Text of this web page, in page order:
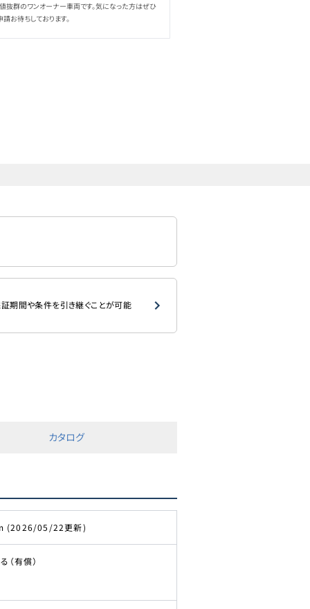
抜群のワンオーナー車両です。気になった方はぜひ
お待ちしております。
期間や条件を引き継ぐことが可能
カタログ
(2026/05/22更新)
（有償）